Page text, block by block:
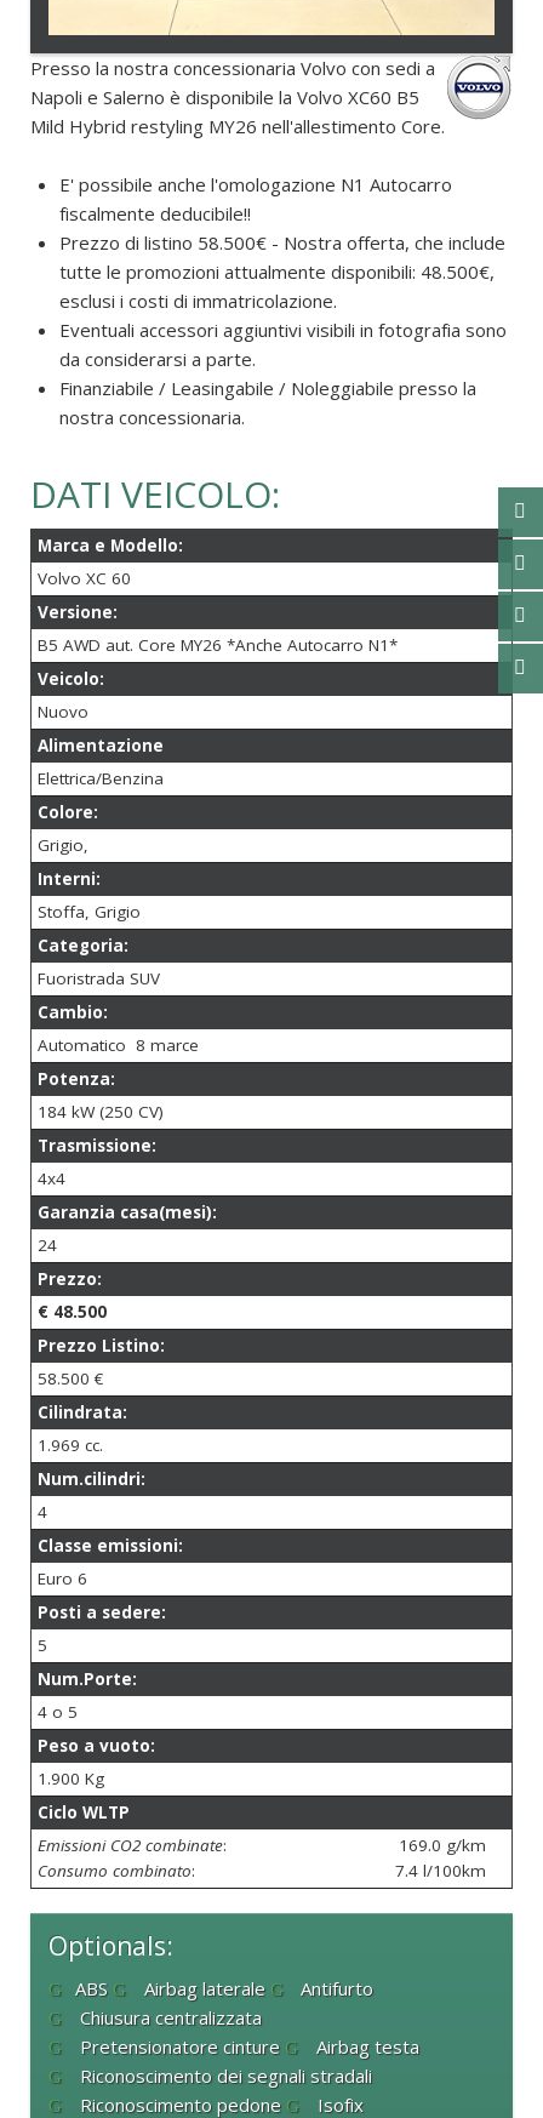
Presso la nostra concessionaria Volvo con sedi a
Napoli e Salerno è disponibile la Volvo XC60 B5
Mild Hybrid restyling MY26 nell'allestimento Core.
E' possibile anche l'omologazione N1 Autocarro
fiscalmente deducibile!!
Prezzo di listino 58.500€ - Nostra offerta, che include
tutte le promozioni attualmente disponibili: 48.500€,
esclusi i costi di immatricolazione.
Eventuali accessori aggiuntivi visibili in fotografia sono
da considerarsi a parte.
Finanziabile / Leasingabile / Noleggiabile presso la
nostra concessionaria.
DATI VEICOLO:
Marca e Modello:
Volvo XC 60
Versione:
B5 AWD aut. Core MY26 *Anche Autocarro N1*
Veicolo:
Nuovo
Alimentazione
Elettrica/Benzina
Colore:
Grigio,
Interni:
Stoffa, Grigio
Categoria:
Fuoristrada SUV
Cambio:
Automatico 8 marce
Potenza:
184 kW (250 CV)
Trasmissione:
4x4
Garanzia casa(mesi):
24
Prezzo:
€ 48.500
Prezzo Listino:
58.500 €
Cilindrata:
1.969 cc.
Num.cilindri:
4
Classe emissioni:
Euro 6
Posti a sedere:
5
Num.Porte:
4 o 5
Peso a vuoto:
1.900 Kg
Ciclo WLTP
Emissioni CO2 combinate:
169.0 g/km
Consumo combinato: 7.4 l/100km
Optionals:
ABS Airbag laterale
Antifurto
Chiusura centralizzata
Pretensionatore cinture
Airbag testa
Riconoscimento dei segnali stradali
Riconoscimento pedone
Isofix